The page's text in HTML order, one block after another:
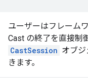
ユーザーはフレーム
Cast の終了を直接制
CastSession オブ
きます。